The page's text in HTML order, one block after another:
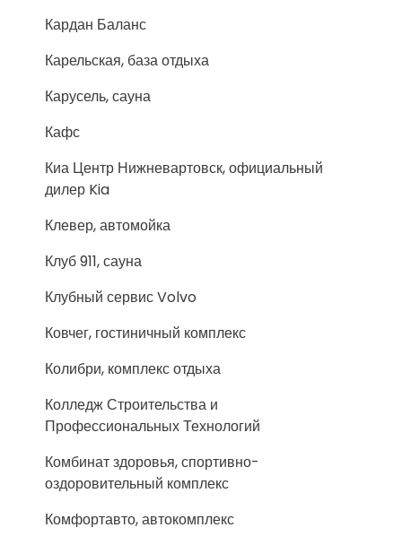
Кардан Баланс
Карельская, база отдыха
Карусель, сауна
Кафс
Киа Центр Нижневартовск, официальный
дилер Kia
Клевер, автомойка
Клуб 911, сауна
Клубный сервис Volvo
Ковчег, гостиничный комплекс
Колибри, комплекс отдыха
Колледж Строительства и
Профессиональных Технологий
Комбинат здоровья, спортивно-
оздоровительный комплекс
Комфортавто, автокомплекс